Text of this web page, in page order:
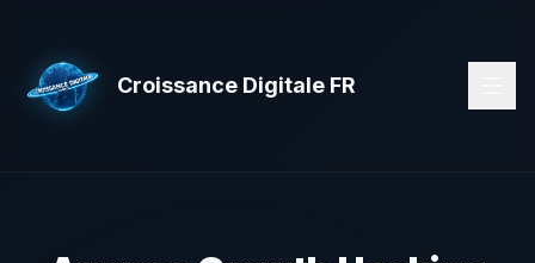
Croissance Digitale FR